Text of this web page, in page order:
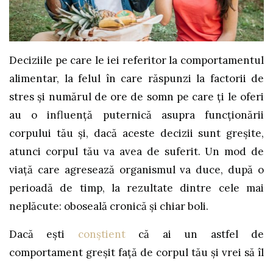
Deciziile pe care le iei referitor la comportamentul
alimentar, la felul în care răspunzi la factorii de
stres și numărul de ore de somn pe care ți le oferi
au o influență puternică asupra funcționării
corpului tău și, dacă aceste decizii sunt greșite,
atunci corpul tău va avea de suferit. Un mod de
viață care agresează organismul va duce, după o
perioadă de timp, la rezultate dintre cele mai
neplăcute: oboseală cronică și chiar boli.
Dacă ești conștientcă ai un astfel de
comportament greșit față de corpul tău și vrei să îl